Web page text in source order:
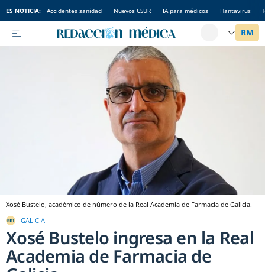
ES NOTICIA: Accidentes sanidad Nuevos CSUR IA para médicos Hantavirus
Xosé Bustelo, académico de número de la Real Academia de Farmacia de Galicia.
GALICIA
Xosé Bustelo ingresa en la Real
Academia de Farmacia de